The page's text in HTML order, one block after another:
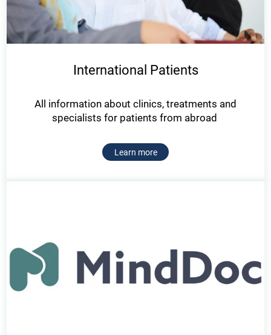
International Patients
All information about clinics, treatments and
specialists for patients from abroad
Learn more